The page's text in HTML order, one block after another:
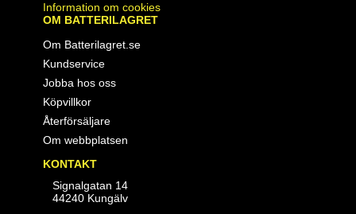
Information om cookies
OM BATTERILAGRET
Om Batterilagret.se
Kundservice
Jobba hos oss
Köpvillkor
Återförsäljare
Om webbplatsen
KONTAKT
Signalgatan 14
44240 Kungälv